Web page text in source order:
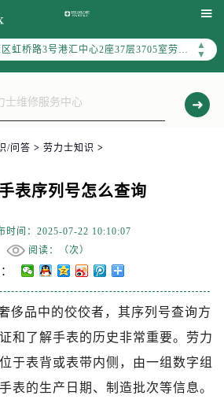

▲
▼
上海市徐汇区虹桥路3号港汇中心2座37层3705室劳力士售后服务中心（需提前预约）
业！
/问答 > 劳力士知识 >
表序列号怎么查询
时间：2025-07-22 10:10:07
阅读：（次）
侈品中的佼佼者，其序列号查询方
和了解手表的历史非常重要。劳力
于表背或表带内侧，由一组数字组
表的生产日期、制造批次等信息。